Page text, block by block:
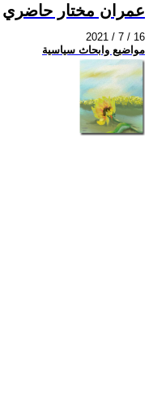
عمران مختار حاضري
2021 / 7 / 16
مواضيع وابحاث سياسية